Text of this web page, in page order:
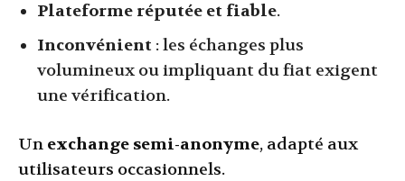
Plateforme réputée et fiable.
Inconvénient : les échanges plus
volumineux ou impliquant du fiat exigent
une vérification.
Un exchange semi-anonyme, adapté aux
utilisateurs occasionnels.